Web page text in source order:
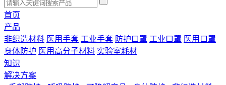
首页
产品
非织造材料 医用手套 工业手套 防护口罩 工业口罩 医用口罩
身体防护 医用高分子材料 实验室耗材
知识
解决方案